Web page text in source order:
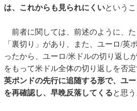
は、これからも見られにくいというこ
前者に関しては、前述のように、
「裏切り」があり、また、ユーロ/英
ったから、ユーロ/米ドルの切り返し
をもって米ドル全体の切り返しを否定
英ポンドの先行に追随する形で、ユ
を再確認し、早晩反落してくると思う